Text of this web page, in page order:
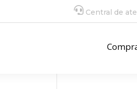
Central de